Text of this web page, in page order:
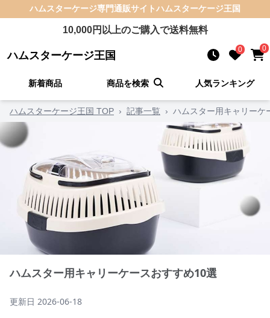
ハムスターケージ専門通販サイトハムスターケージ王国
10,000円以上のご購入で送料無料
ハムスターケージ王国 0 0
新着商品 商品を検索 人気ランキング
ハムスターケージ王国 TOP › 記事一覧 › ハムスター用キャリーケ
ハムスター用キャリーケースおすすめ10選
更新日 2026-06-18